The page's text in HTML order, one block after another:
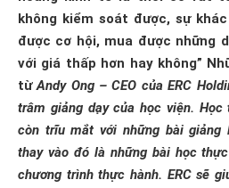
không kiểm soát được, sự
được cơ hội, mua được những
với giá thấp hơn hay không”
từAndy Ong – CEO của ERC
trâm giảng dạy của học viện. Học
còn trĩu mắt với những bài giảng
thay vào đó là những bài học
chương trình thực hành. ERC sẽ